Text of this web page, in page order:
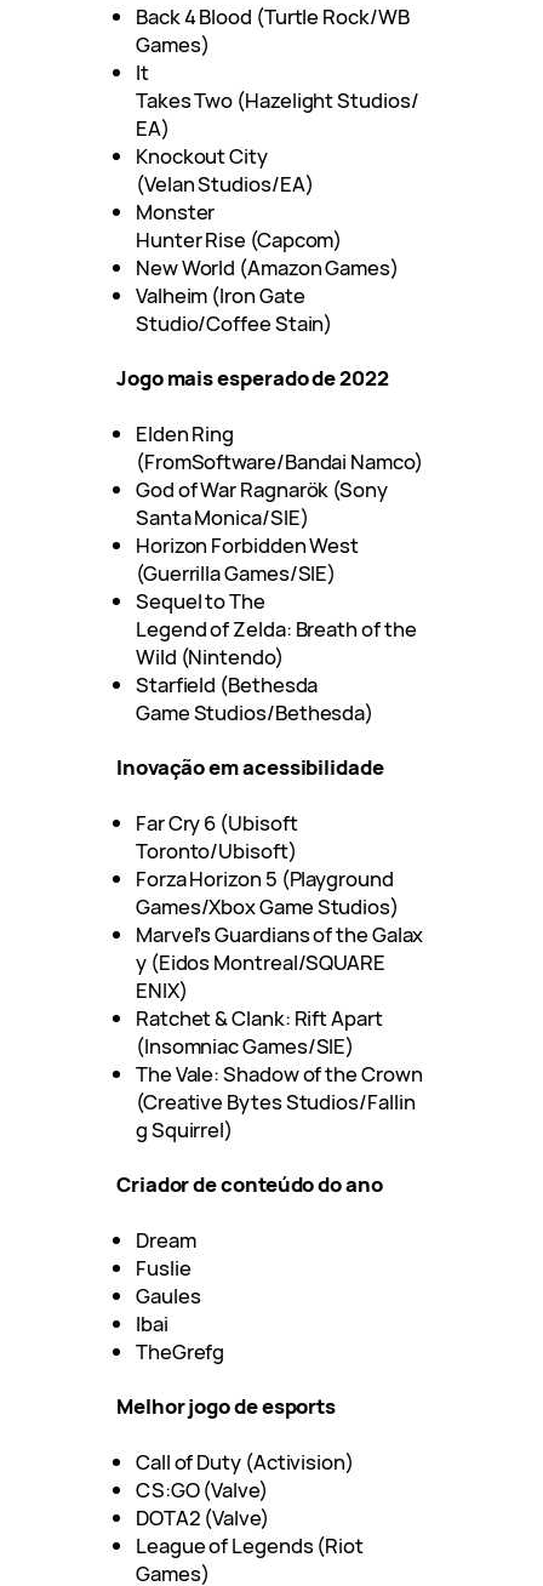
Back 4 Blood (Turtle Rock/WB
Games)
It
Takes Two (Hazelight Studios/
EA)
Knockout City
(Velan Studios/EA)
Monster
Hunter Rise (Capcom)
New World (Amazon Games)
Valheim (Iron Gate
Studio/Coffee Stain)
Jogo mais esperado de 2022
Elden Ring
(FromSoftware/Bandai Namco)
God of War Ragnarök (Sony
Santa Monica/SIE)
Horizon Forbidden West
(Guerrilla Games/SIE)
Sequel to The
Legend of Zelda: Breath of the
Wild (Nintendo)
Starfield (Bethesda
Game Studios/Bethesda)
Inovação em acessibilidade
Far Cry 6 (Ubisoft
Toronto/Ubisoft)
Forza Horizon 5 (Playground
Games/Xbox Game Studios)
Marvel’s Guardians of the Galax
y (Eidos Montreal/SQUARE
ENIX)
Ratchet & Clank: Rift Apart
(Insomniac Games/SIE)
The Vale: Shadow of the Crown
(Creative Bytes Studios/Fallin
g Squirrel)
Criador de conteúdo do ano
Dream
Fuslie
Gaules
Ibai
TheGrefg
Melhor jogo de esports
Call of Duty (Activision)
CS:GO (Valve)
DOTA2 (Valve)
League of Legends (Riot
Games)